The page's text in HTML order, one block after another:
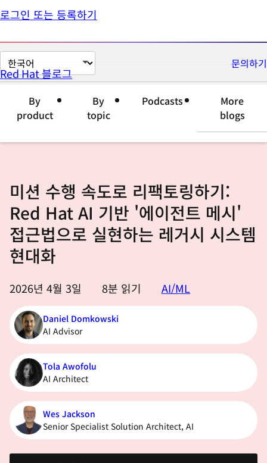
로그인 또는 등록하기
페
이
변
문의하기
Red Hat 블로그
By
product
By
topic
Podcasts
More
blogs
미션 수행 속도로 리팩토링하기:
Red Hat AI 기반 '에이전트 메시'
접근법으로 실현하는 레거시 시스템
현대화
2026년 4월 3일 8분 읽기 AI/ML
Daniel Domkowski
AI Advisor
Tola Awofolu
AI Architect
Wes Jackson
Senior Specialist Solution Architect, AI